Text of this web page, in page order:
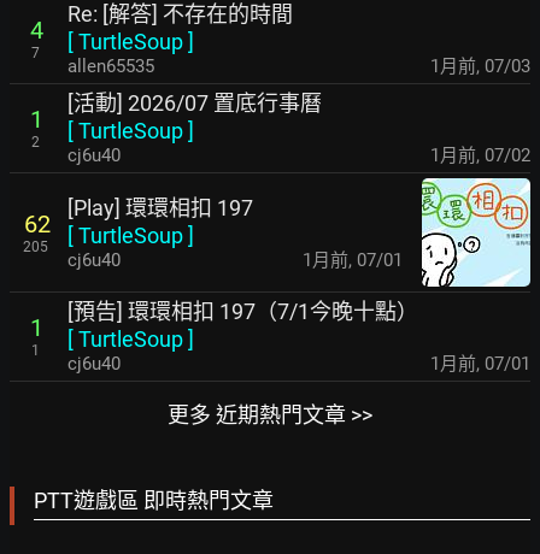
4
7
Re: [解答] 不存在的時間
[TurtleSoup]
allen65535 1月前, 07/03
1
2
[活動] 2026/07 置底行事曆
[TurtleSoup]
cj6u40 1月前, 07/02
62
205
[Play] 環環相扣 197
[TurtleSoup]
cj6u40 1月前, 07/01
1
1
[預告] 環環相扣 197（7/1今晚十點）
[TurtleSoup]
cj6u40 1月前, 07/01
更多 近期熱門文章 >>
PTT遊戲區 即時熱門文章